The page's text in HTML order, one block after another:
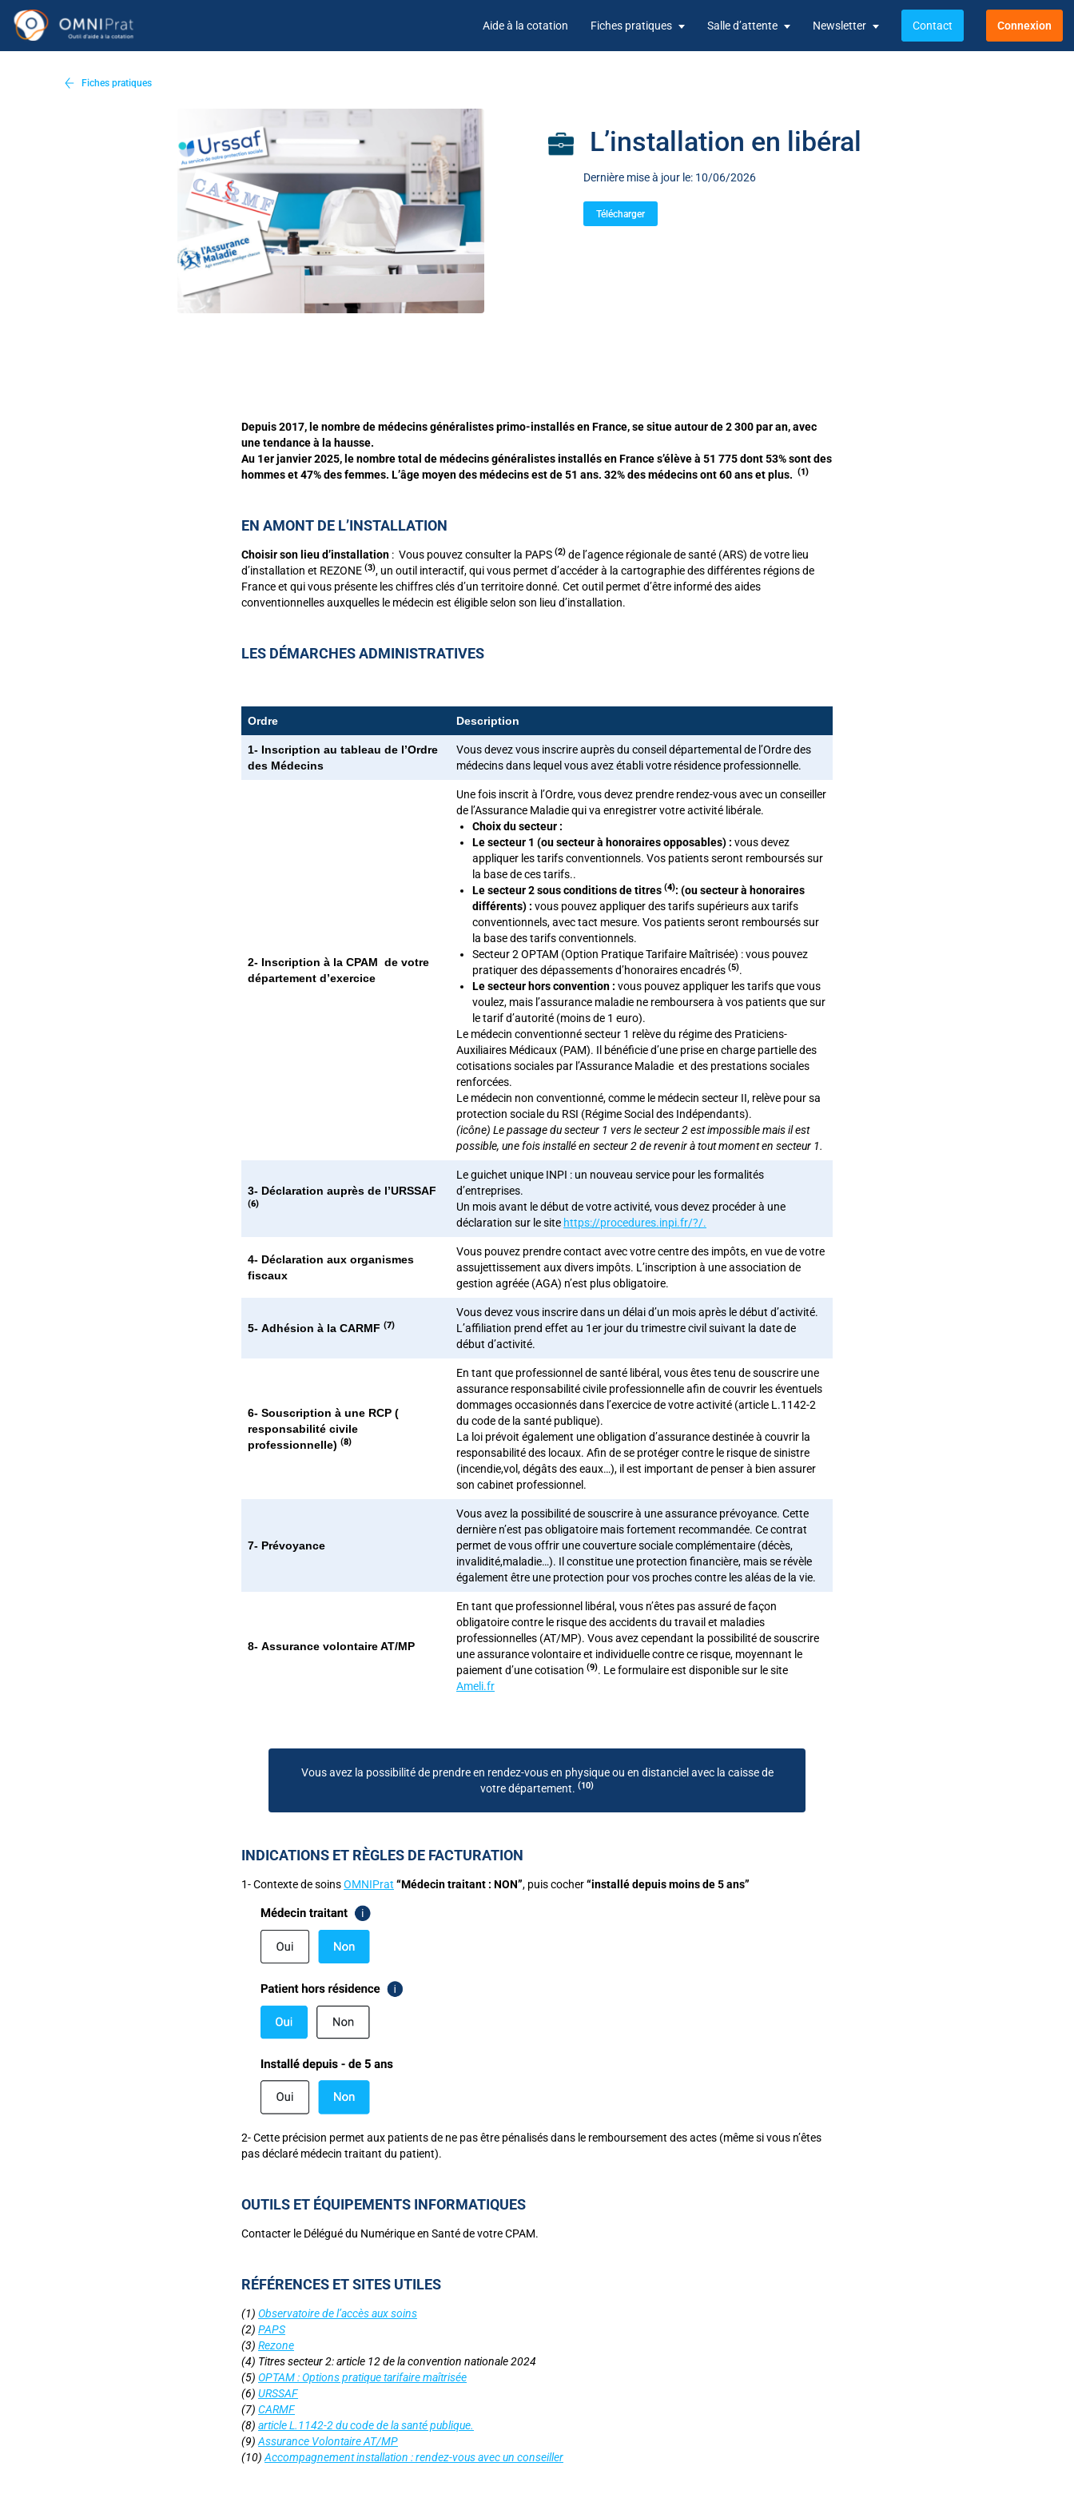
Aide à la cotation Fiches pratiques Salle d’attente Newsletter Contact Connexion
Fiches pratiques
L’installation en libéral
Dernière mise à jour le: 10/06/2026
Télécharger
Depuis 2017, le nombre de médecins généralistes primo-installés en France, se situe autour de 2 300 par an, avec
une tendance à la hausse.
Au 1er janvier 2025, le nombre total de médecins généralistes installés en France s’élève à 51 775 dont 53% sont des
hommes et 47% des femmes. L’âge moyen des médecins est de 51 ans. 32% des médecins ont 60 ans et plus. (1)
EN AMONT DE L’INSTALLATION
Choisir son lieu d’installation : Vous pouvez consulter la PAPS (2) de l’agence régionale de santé (ARS) de votre lieu
d’installation et REZONE (3), un outil interactif, qui vous permet d’accéder à la cartographie des différentes régions de
France et qui vous présente les chiffres clés d’un territoire donné. Cet outil permet d’être informé des aides
conventionnelles auxquelles le médecin est éligible selon son lieu d’installation.
LES DÉMARCHES ADMINISTRATIVES
Ordre Description
1- Inscription au tableau de l’Ordre
des Médecins
Vous devez vous inscrire auprès du conseil départemental de l’Ordre des
médecins dans lequel vous avez établi votre résidence professionnelle.
2- Inscription à la CPAM de votre
département d’exercice
Une fois inscrit à l’Ordre, vous devez prendre rendez-vous avec un conseiller
de l’Assurance Maladie qui va enregistrer votre activité libérale.
Choix du secteur :
Le secteur 1 (ou secteur à honoraires opposables) : vous devez
appliquer les tarifs conventionnels. Vos patients seront remboursés sur
la base de ces tarifs..
Le secteur 2 sous conditions de titres (4): (ou secteur à honoraires
différents) : vous pouvez appliquer des tarifs supérieurs aux tarifs
conventionnels, avec tact mesure. Vos patients seront remboursés sur
la base des tarifs conventionnels.
Secteur 2 OPTAM (Option Pratique Tarifaire Maîtrisée) : vous pouvez
pratiquer des dépassements d’honoraires encadrés (5).
Le secteur hors convention : vous pouvez appliquer les tarifs que vous
voulez, mais l’assurance maladie ne remboursera à vos patients que sur
le tarif d’autorité (moins de 1 euro).
Le médecin conventionné secteur 1 relève du régime des Praticiens-
Auxiliaires Médicaux (PAM). Il bénéficie d’une prise en charge partielle des
cotisations sociales par l’Assurance Maladie et des prestations sociales
renforcées.
Le médecin non conventionné, comme le médecin secteur II, relève pour sa
protection sociale du RSI (Régime Social des Indépendants).
(icône) Le passage du secteur 1 vers le secteur 2 est impossible mais il est
possible, une fois installé en secteur 2 de revenir à tout moment en secteur 1.
3- Déclaration auprès de l’URSSAF
(6)
Le guichet unique INPI : un nouveau service pour les formalités
d’entreprises.
Un mois avant le début de votre activité, vous devez procéder à une
déclaration sur le site https://procedures.inpi.fr/?/.
4- Déclaration aux organismes
fiscaux
Vous pouvez prendre contact avec votre centre des impôts, en vue de votre
assujettissement aux divers impôts. L’inscription à une association de
gestion agréée (AGA) n’est plus obligatoire.
5- Adhésion à la CARMF (7)
Vous devez vous inscrire dans un délai d’un mois après le début d’activité.
L’affiliation prend effet au 1er jour du trimestre civil suivant la date de
début d’activité.
6- Souscription à une RCP (
responsabilité civile
professionnelle) (8)
En tant que professionnel de santé libéral, vous êtes tenu de souscrire une
assurance responsabilité civile professionnelle afin de couvrir les éventuels
dommages occasionnés dans l’exercice de votre activité (article L.1142-2
du code de la santé publique).
La loi prévoit également une obligation d’assurance destinée à couvrir la
responsabilité des locaux. Afin de se protéger contre le risque de sinistre
(incendie,vol, dégâts des eaux…), il est important de penser à bien assurer
son cabinet professionnel.
7- Prévoyance
Vous avez la possibilité de souscrire à une assurance prévoyance. Cette
dernière n’est pas obligatoire mais fortement recommandée. Ce contrat
permet de vous offrir une couverture sociale complémentaire (décès,
invalidité,maladie…). Il constitue une protection financière, mais se révèle
également être une protection pour vos proches contre les aléas de la vie.
8- Assurance volontaire AT/MP
En tant que professionnel libéral, vous n’êtes pas assuré de façon
obligatoire contre le risque des accidents du travail et maladies
professionnelles (AT/MP). Vous avez cependant la possibilité de souscrire
une assurance volontaire et individuelle contre ce risque, moyennant le
paiement d’une cotisation (9). Le formulaire est disponible sur le site
Ameli.fr
Vous avez la possibilité de prendre en rendez-vous en physique ou en distanciel avec la caisse de
votre département. (10)
INDICATIONS ET RÈGLES DE FACTURATION
1- Contexte de soinsOMNIPrat “Médecin traitant : NON”, puis cocher“installé depuis moins de 5 ans”
2-Cette précision permet aux patients de ne pas être pénalisés dans le remboursement des actes (même si vous n’êtes
pas déclaré médecin traitant du patient).
OUTILS ET ÉQUIPEMENTS INFORMATIQUES
Contacter le Délégué du Numérique en Santé de votre CPAM.
RÉFÉRENCES ET SITES UTILES
(1) Observatoire de l’accès aux soins
(2) PAPS
(3) Rezone
(4) Titres secteur 2: article 12 de la convention nationale 2024
(5) OPTAM : Options pratique tarifaire maîtrisée
(6) URSSAF
(7) CARMF
(8) article L.1142-2 du code de la santé publique.
(9) Assurance Volontaire AT/MP
(10) Accompagnement installation : rendez-vous avec un conseiller